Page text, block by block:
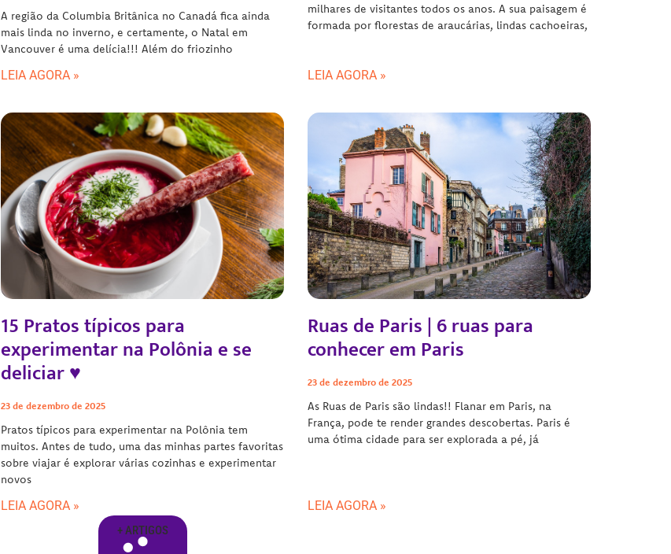
A região da Columbia Britânica no Canadá fica ainda
mais linda no inverno, e certamente, o Natal em
Vancouver é uma delícia!!! Além do friozinho
LEIA AGORA »
milhares de visitantes todos os anos. A sua paisagem é
formada por florestas de araucárias, lindas cachoeiras,
LEIA AGORA »
15 Pratos típicos para
experimentar na Polônia e se
deliciar ♥
23 de dezembro de 2025
Pratos típicos para experimentar na Polônia tem
muitos. Antes de tudo, uma das minhas partes favoritas
sobre viajar é explorar várias cozinhas e experimentar
novos
LEIA AGORA »
Ruas de Paris | 6 ruas para
conhecer em Paris
23 de dezembro de 2025
As Ruas de Paris são lindas!! Flanar em Paris, na
França, pode te render grandes descobertas. Paris é
uma ótima cidade para ser explorada a pé, já
LEIA AGORA »
+ ARTIGOS